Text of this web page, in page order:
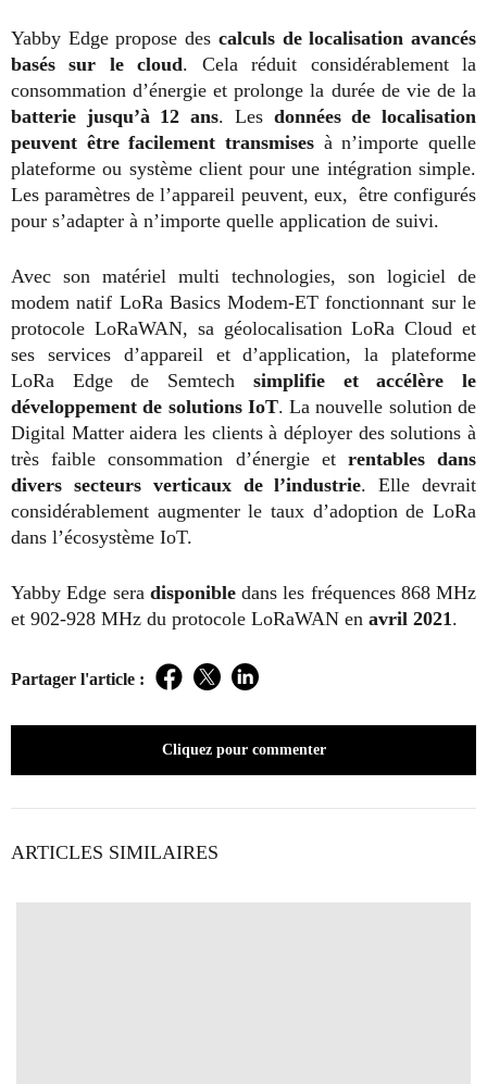
Yabby Edge propose des calculs de localisation avancés
basés sur le cloud. Cela réduit considérablement la
consommation d’énergie et prolonge la durée de vie de la
batterie jusqu’à 12 ans. Les données de localisation
peuvent être facilement transmises à n’importe quelle
plateforme ou système client pour une intégration simple.
Les paramètres de l’appareil peuvent, eux, être configurés
pour s’adapter à n’importe quelle application de suivi.
Avec son matériel multi technologies, son logiciel de
modem natif LoRa Basics Modem-ET fonctionnant sur le
protocole LoRaWAN, sa géolocalisation LoRa Cloud et
ses services d’appareil et d’application, la plateforme
LoRa Edge de Semtech simplifie et accélère le
développement de solutions IoT. La nouvelle solution de
Digital Matter aidera les clients à déployer des solutions à
très faible consommation d’énergie et rentables dans
divers secteurs verticaux de l’industrie. Elle devrait
considérablement augmenter le taux d’adoption de LoRa
dans l’écosystème IoT.
Yabby Edge sera disponible dans les fréquences 868 MHz
et 902-928 MHz du protocole LoRaWAN en avril 2021 .
Partager l'article : Facebook
TwitterLinkedIn
Cliquez pour commenter
ARTICLES SIMILAIRES